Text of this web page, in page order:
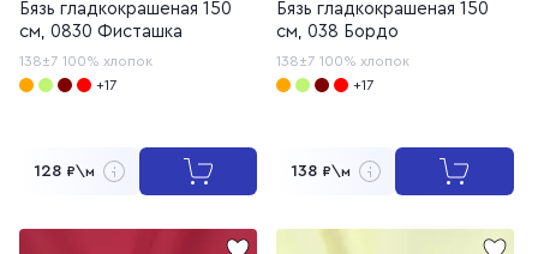
Бязь гладкокрашеная 150
см, 0830 Фисташка
138±7 100% хлопок
+17
128 ₽\м
Бязь гладкокрашеная 150
см, 038 Бордо
138±7 100% хлопок
+17
138 ₽\м